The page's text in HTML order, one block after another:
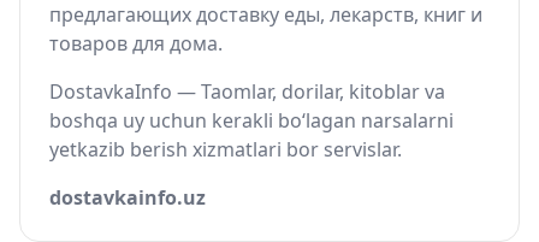
предлагающих доставку еды, лекарств, книг и
товаров для дома.
DostavkaInfo — Taomlar, dorilar, kitoblar va
boshqa uy uchun kerakli bo‘lagan narsalarni
yetkazib berish xizmatlari bor servislar.
dostavkainfo.uz